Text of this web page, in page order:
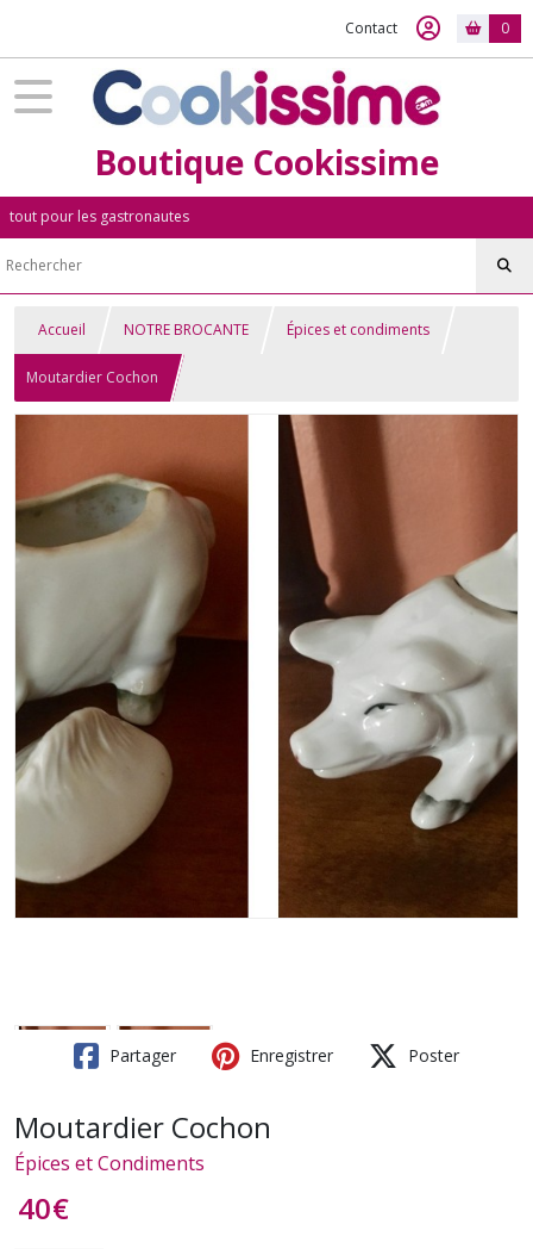
Contact 0
Boutique Cookissime
tout pour les gastronautes
Accueil NOTRE BROCANTE Épices et condiments
Moutardier Cochon
Partager Enregistrer Poster
Moutardier Cochon
Épices et Condiments
40€